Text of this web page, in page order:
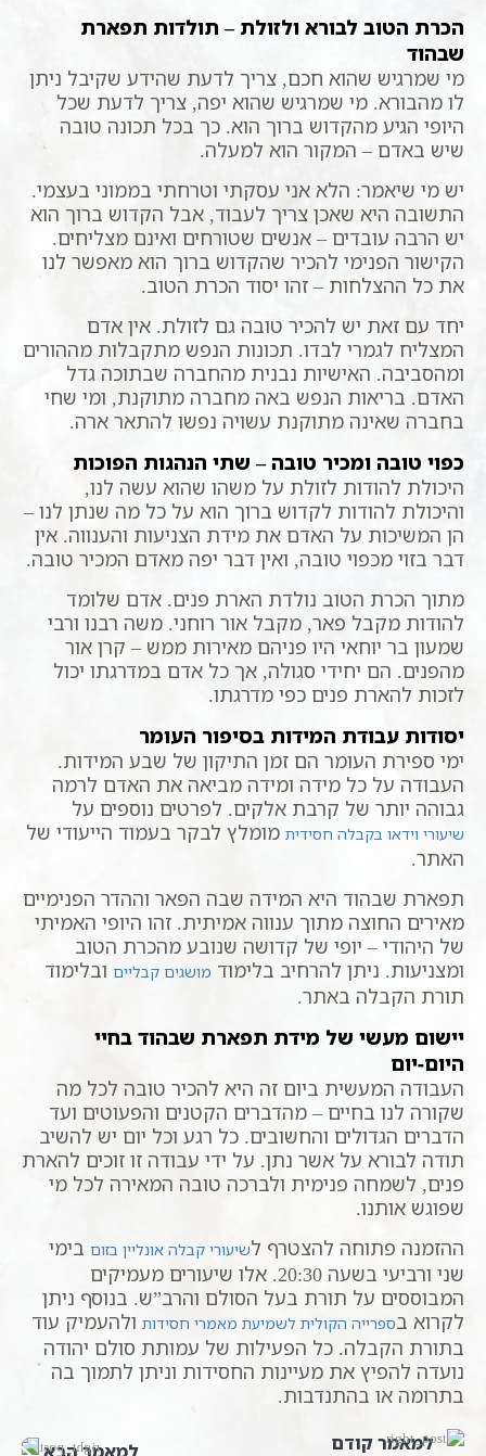
הכרת הטוב לבורא ולזולת – תולדות תפארת
שבהוד
מי שמרגיש שהוא חכם, צריך לדעת שהידע שקיבל ניתן
לו מהבורא. מי שמרגיש שהוא יפה, צריך לדעת שכל
היופי הגיע מהקדוש ברוך הוא. כך בכל תכונה טובה
שיש באדם – המקור הוא למעלה.
יש מי שיאמר: הלא אני עסקתי וטרחתי בממוני בעצמי.
התשובה היא שאכן צריך לעבוד, אבל הקדוש ברוך הוא
יש הרבה עובדים – אנשים שטורחים ואינם מצליחים.
הקישור הפנימי להכיר שהקדוש ברוך הוא מאפשר לנו
את כל ההצלחות – זהו יסוד הכרת הטוב.
יחד עם זאת יש להכיר טובה גם לזולת. אין אדם
המצליח לגמרי לבדו. תכונות הנפש מתקבלות מההורים
ומהסביבה. האישיות נבנית מהחברה שבתוכה גדל
האדם. בריאות הנפש באה מחברה מתוקנת, ומי שחי
בחברה שאינה מתוקנת עשויה נפשו להתאר ארה.
כפוי טובה ומכיר טובה – שתי הנהגות הפוכות
היכולת להודות לזולת על משהו שהוא עשה לנו,
והיכולת להודות לקדוש ברוך הוא על כל מה שנתן לנו –
הן המשיכות על האדם את מידת הצניעות והענווה. אין
דבר בזוי מכפוי טובה, ואין דבר יפה מאדם המכיר טובה.
מתוך הכרת הטוב נולדת הארת פנים. אדם שלומד
להודות מקבל פאר, מקבל אור רוחני. משה רבנו ורבי
שמעון בר יוחאי היו פניהם מאירות ממש – קרן אור
מהפנים. הם יחידי סגולה, אך כל אדם במדרגתו יכול
לזכות להארת פנים כפי מדרגתו.
יסודות עבודת המידות בסיפור העומר
ימי ספירת העומר הם זמן התיקון של שבע המידות.
העבודה על כל מידה ומידה מביאה את האדם לרמה
גבוהה יותר של קרבת אלקים. לפרטים נוספים על
שיעורי וידאו בקבלה חסידית מומלץ לבקר בעמוד הייעודי של
האתר.
תפארת שבהוד היא המידה שבה הפאר וההדר הפנימיים
מאירים החוצה מתוך ענווה אמיתית. זהו היופי האמיתי
של היהודי – יופי של קדושה שנובע מהכרת הטוב
ומצניעות. ניתן להרחיב בלימוד מושגים קבליים ובלימוד
תורת הקבלה באתר.
יישום מעשי של מידת תפארת שבהוד בחיי
היום-יום
העבודה המעשית ביום זה היא להכיר טובה לכל מה
שקורה לנו בחיים – מהדברים הקטנים והפעוטים ועד
הדברים הגדולים והחשובים. כל רגע וכל יום יש להשיב
תודה לבורא על אשר נתן. על ידי עבודה זו זוכים להארת
פנים, לשמחה פנימית ולברכה טובה המאירה לכל מי
שפוגש אותנו.
ההזמנה פתוחה להצטרף לשיעורי קבלה אונליין בזום בימי
שני ורביעי בשעה 20:30. אלו שיעורים מעמיקים
המבוססים על תורת בעל הסולם והרב”ש. בנוסף ניתן
לקרוא בספרייה הקולית לשמיעת מאמרי חסידות ולהעמיק עוד
בתורת הקבלה. כל הפעילות של עמותת סולם יהודה
נועדה להפיץ את מעיינות החסידות וניתן לתמוך בה
בתרומה או בהתנדבות.
למאמר קודם